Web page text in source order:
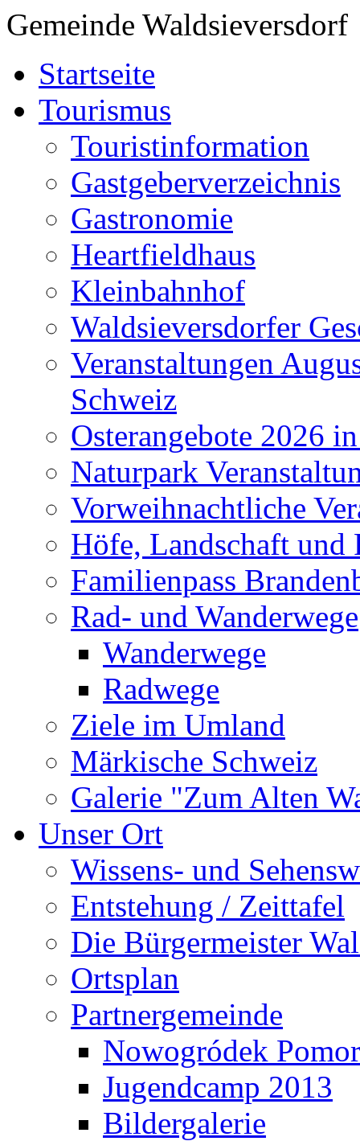
Gemeinde Waldsieversdorf
Startseite
Tourismus
Touristinformation
Gastgeberverzeichnis
Gastronomie
Heartfieldhaus
Kleinbahnhof
Waldsieversdorfer
Veranstaltungen
Schweiz
Osterangebote 2026
Naturpark
Vorweihnachtliche
Höfe, Landschaft und
Familienpass
Rad- und Wanderwege
Wanderwege
Radwege
Ziele im Umland
Märkische Schweiz
Galerie "Zum Alten
Unser Ort
Wissens- und
Entstehung / Zeittafel
Die Bürgermeister
Ortsplan
Partnergemeinde
Nowogródek
Jugendcamp 2013
Bildergalerie